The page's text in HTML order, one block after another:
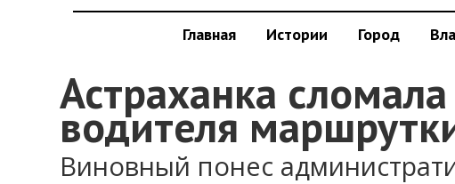
Главная Истории Город
Астраханка
водителя
Виновный понес